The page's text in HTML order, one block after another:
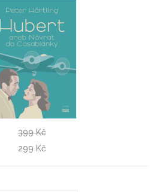
Peter Härtling
Návrat do Casablanky
399 Kč
299 Kč